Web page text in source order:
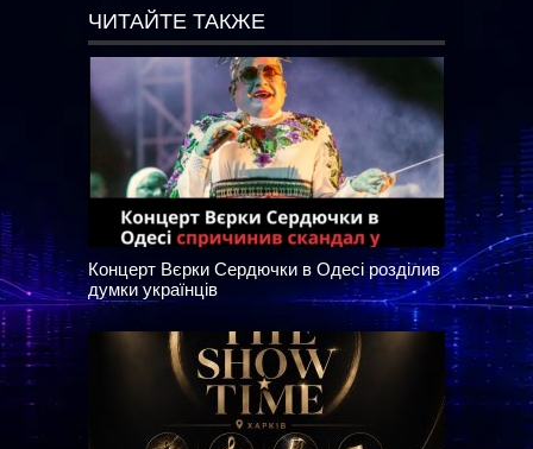
ЧИТАЙТЕ ТАКЖЕ
Концерт Вєрки Сердючки в Одесі розділив
думки українців